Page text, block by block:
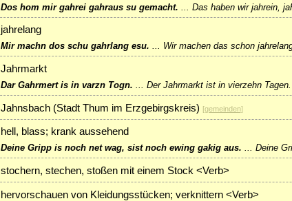
Dos hom mir gahrei gahraus su gemacht. Das haben wir jahrein,
jahrelang
Mir machn dos schu gahrlang esu. ... Wir machen das schon
Jahrmarkt
Dar Gahrmert is in varzn Togn. Der Jahrmarkt ist in vierzehn Tagen.
Jahnsbach (Stadt Thum im Erzgebirgskreis) [gemeinden]
hell, blass; krank aussehend
Deine Gripp is noch net wag, sist noch ewing gakig aus. ... Deine
stochern, stechen, stoßen mit einem Stock <Verb>
hervorschauen von Kleidungsstücken; verknittern <Verb>